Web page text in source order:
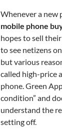
Whenever a new
mobile phone
hopes to sell
to see netizens
but various
called high-price
phone. Green
condition” and
understand the
setting off.